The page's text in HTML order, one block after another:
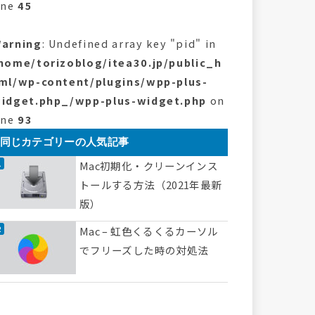
45
: Undefined array key "pid" in
torizoblog/itea30.jp/public_h
wp-content/plugins/wpp-plus-
wpp-plus-widget.php on
93
同じカテゴリーの人気記事
Mac初期化・クリーンインス
トールする方法（2021年最新
版）
Mac – 虹色くるくるカーソル
でフリーズした時の対処法